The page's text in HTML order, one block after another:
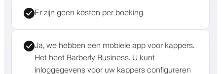
Er zijn geen kosten per boeking.
Ja, we hebben een mobiele app voor kappers.
Het heet Barberly Business. U kunt
inloggegevens voor uw kappers configureren